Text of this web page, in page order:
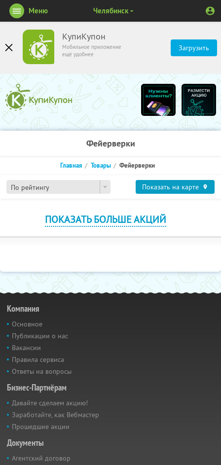
КупиКупон
Мобильное приложение
ещё удобнее
Загрузить
Меню Челябинск
Фейерверки
По рейтингу
Главная Товары Фейерверки
Показать на карте
ПОКАЗАТЬ БОЛЬШЕ АКЦИЙ
Компания
Основное
Публикации о нас
Вакансии
Правила сервиса
Ответы на вопросы
Бизнес-Партнёрам
Давайте сделаем акцию!
Заработайте, как Вебмастер
Прошедшие акции
Документы
Агентский договор